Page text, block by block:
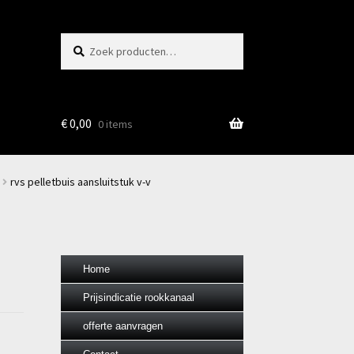
naar:
€0,00 0 items
rvs pelletbuis aansluitstuk v-v
Home
Prijsindicatie rookkanaal
offerte aanvragen